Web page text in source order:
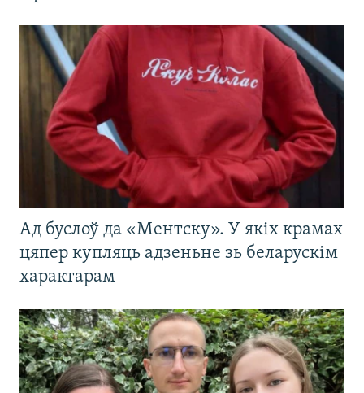
Ад буслоў да «Ментску». У якіх крамах
цяпер купляць адзеньне зь беларускім
характарам